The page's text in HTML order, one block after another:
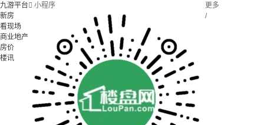
九游平台
新房
看现场
商业地产
房价
楼讯
 小程序
更多
/